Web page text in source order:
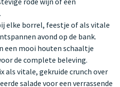
elke borrel, feestje of als vitale
avond op de bank.
een mooi houten schaaltje
de complete beleving.
als vitale, gekruide crunch over
salade voor een verrassende